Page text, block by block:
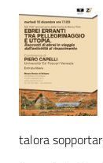
talora